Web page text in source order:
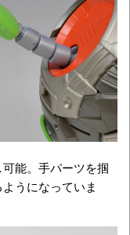
能。手パーツを掴
うになっていま